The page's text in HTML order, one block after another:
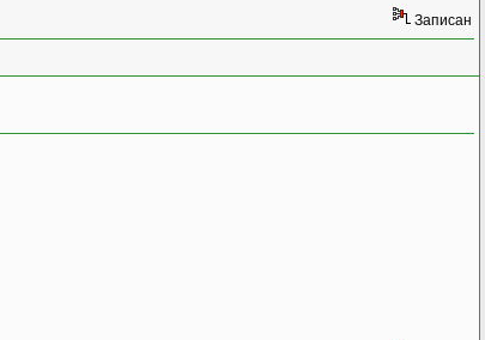
Записан